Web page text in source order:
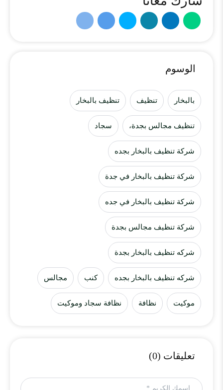
الوسوم
بالبخار تنظيف تنظيف بالبخار
تنظيف مجالس بجدة، سجاد
شركة تنظيف بالبخار بجده
شركة تنظيف بالبخار في جدة
شركة تنظيف بالبخار في جده
شركة تنظيف مجالس بجدة
شركه تنظيف بالبخار بجدة
شركه تنظيف بالبخار بجده كنب مجالس
موكيت نظافة نظافة سجاد وموكيت
تعليقات (0)